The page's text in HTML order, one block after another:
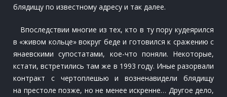
блядищу по известному адресу и так далее.
Впоследствии многие из тех, кто в ту пору кудеярился
в «живом кольце» вокруг беде и готовился к сражению с
янаевскими супостатами, кое-что поняли. Некоторые,
кстати, встретились там же в 1993 году. Иные разорвали
контракт с чертоплешью и возненавидели блядищу
на престоле позже, но не менее искренне… Другое дело,